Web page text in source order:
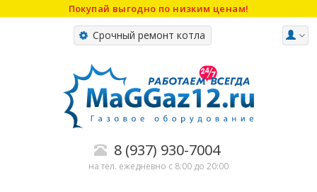
Покупай выгодно по низким ценам!
Срочный ремонт котла
8 (937) 930-7004
на тел. ежедневно с 8:00 до 20:00